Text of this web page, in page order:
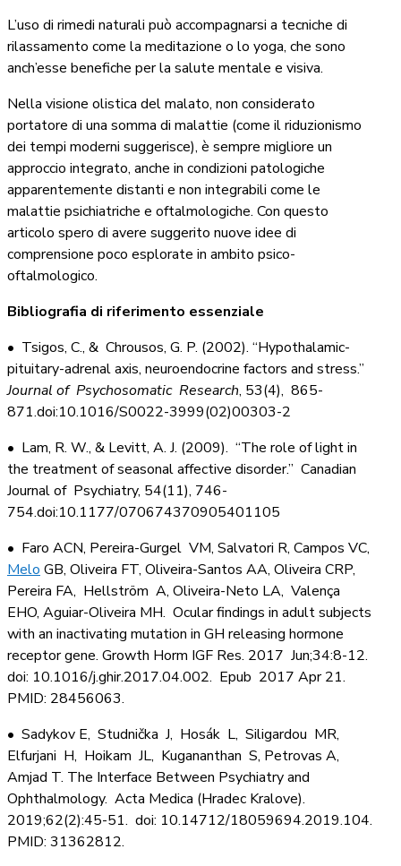
L’uso di rimedi naturali può accompagnarsi a tecniche di
rilassamento come la meditazione o lo yoga, che sono
anch’esse benefiche per la salute mentale e visiva.
Nella visione olistica del malato, non considerato
portatore di una somma di malattie (come il riduzionismo
dei tempi moderni suggerisce), è sempre migliore un
approccio integrato, anche in condizioni patologiche
apparentemente distanti e non integrabili come le
malattie psichiatriche e oftalmologiche. Con questo
articolo spero di avere suggerito nuove idee di
comprensione poco esplorate in ambito psico-
oftalmologico.
Bibliografia di riferimento essenziale
• Tsigos, C., & Chrousos, G. P. (2002). “Hypothalamic-
pituitary-adrenal axis, neuroendocrine factors and stress.”
Journal of Psychosomatic Research, 53(4), 865-
871.doi:10.1016/S0022-3999(02)00303-2
• Lam, R. W., & Levitt, A. J. (2009). “The role of light in
the treatment of seasonal affective disorder.” Canadian
Journal of Psychiatry, 54(11), 746-
754.doi:10.1177/070674370905401105
• Faro ACN, Pereira-Gurgel VM, Salvatori R, Campos VC,
Melo GB, Oliveira FT, Oliveira-Santos AA, Oliveira CRP,
Pereira FA, Hellström A, Oliveira-Neto LA, Valença
EHO, Aguiar-Oliveira MH. Ocular findings in adult subjects
with an inactivating mutation in GH releasing hormone
receptor gene. Growth Horm IGF Res. 2017 Jun;34:8-12.
doi: 10.1016/j.ghir.2017.04.002. Epub 2017 Apr 21.
PMID: 28456063.
• Sadykov E, Studnička J, Hosák L, Siligardou MR,
Elfurjani H, Hoikam JL, Kugananthan S, Petrovas A,
Amjad T. The Interface Between Psychiatry and
Ophthalmology. Acta Medica (Hradec Kralove).
2019;62(2):45-51. doi: 10.14712/18059694.2019.104.
PMID: 31362812.